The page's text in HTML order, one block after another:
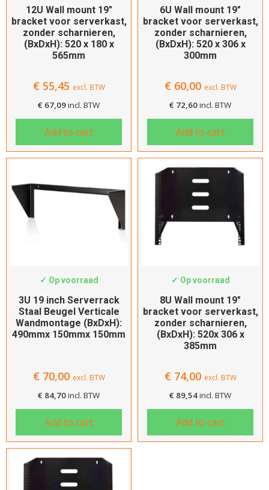
12U Wall mount 19″
bracket voor serverkast,
zonder scharnieren,
(BxDxH): 520 x 180 x
565mm
€55,45 excl. BTW
€ 67,09incl. BTW
Add to cart
6U Wall mount 19″
bracket voor serverkast,
zonder scharnieren,
(BxDxH): 520 x 306 x
300mm
€60,00 excl. BTW
€ 72,60incl. BTW
Add to cart
✓ Op voorraad
3U 19 inch Serverrack
Staal Beugel Verticale
Wandmontage (BxDxH):
490mmx 150mmx 150mm
€70,00 excl. BTW
€ 84,70incl. BTW
Add to cart
✓ Op voorraad
8U Wall mount 19″
bracket voor serverkast,
zonder scharnieren,
(BxDxH): 520x 306 x
385mm
€74,00 excl. BTW
€ 89,54incl. BTW
Add to cart